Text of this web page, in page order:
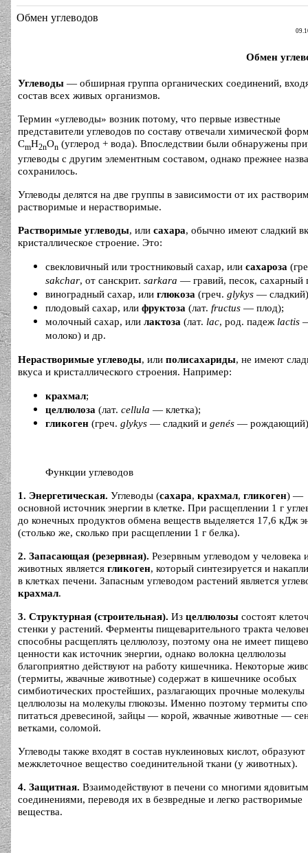
Обмен углеводов
Обмен
Углеводы — обширная группа органических соединений,
состав всех живых организмов.
Термин «углеводы» возник потому, что первые известные
представители углеводов по составу отвечали химической
CmH2nOn (углерод + вода). Впоследствии были обнаружены
углеводы с другим элементным составом, однако прежнее
сохранилось.
Углеводы делятся на две группы в зависимости от их
растворимые и нерастворимые.
Растворимые углеводы, или сахара, обычно имеют сладкий
кристаллическое строение. Это:
свекловичный или тростниковый сахар, или сахароза
sakchar, от санскрит. sarkara — гравий, песок, сахарный
виноградный сахар, или глюкоза (греч. glykys —
плодовый сахар, или фруктоза (лат. fructus — плод);
молочный сахар, или лактоза (лат. lac, род. падеж lactis
молоко) и др.
Нерастворимые углеводы, или полисахариды, не имеют
вкуса и кристаллического строения. Например:
крахмал;
целлюлоза (лат. cellula — клетка);
гликоген (греч. glykys — сладкий и genés —
Функции углеводов
1. Энергетическая. Углеводы (сахара, крахмал, гликоген) —
основной источник энергии в клетке. При расщеплении 1 г
до конечных продуктов обмена веществ выделяется 17,6 кДж
(столько же, сколько при расщеплении 1 г белка).
2. Запасающая (резервная). Резервным углеводом у человека
животных является гликоген, который синтезируется и
в клетках печени. Запасным углеводом растений является
крахмал.
3. Структурная (строительная). Из целлюлозы состоят
стенки у растений. Ферменты пищеварительного тракта
способны расщеплять целлюлозу, поэтому она не имеет
ценности как источник энергии, однако волокна целлюлозы
благоприятно действуют на работу кишечника. Некоторые
(термиты, жвачные животные) содержат в кишечнике особых
симбиотических простейших, разлагающих прочные молекулы
целлюлозы на молекулы глюкозы. Именно поэтому термиты
питаться древесиной, зайцы — корой, жвачные животные —
ветками, соломой.
Углеводы также входят в состав нуклеиновых кислот, образуют
межклеточное вещество соединительной ткани (у животных).
4. Защитная. Взаимодействуют в печени со многими
соединениями, переводя их в безвредные и легко растворимые
вещества.